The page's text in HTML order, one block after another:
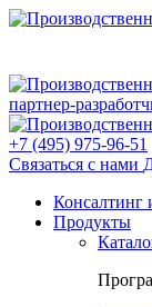
партнер-
+7 (495) 975-96-51
Связаться с нами
Консалтинг
Продукты